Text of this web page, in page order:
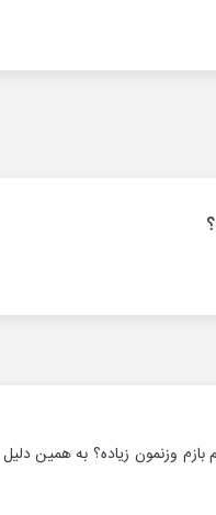
وزنمون زیاده؟ به همین